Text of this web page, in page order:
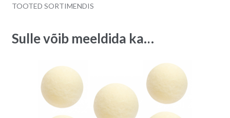
tk
:
TOOTED SORTIMENDIS
Sulle võib meeldida ka…